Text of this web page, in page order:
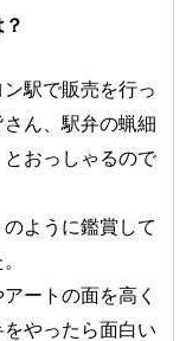
駅で販売を行っ
ん、駅弁の蝋細
おっしゃるので
ように鑑賞して
ートの面を高く
やったら面白い